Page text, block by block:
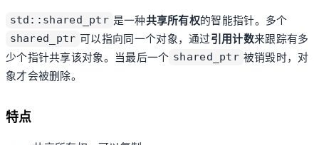
std::shared_ptr 是一种共享所有权的智能指针。多个
shared_ptr 可以指向同一个对象，通过引用计数来跟踪有多
少个指针共享该对象。当最后一个 shared_ptr 被销毁时，对
象才会被删除。
特点